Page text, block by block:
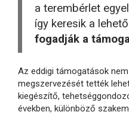
a terembérlet
így keresik a
fogadják a
Az eddigi támogatások
megszervezését tették
kiegészítő,
években, különböző